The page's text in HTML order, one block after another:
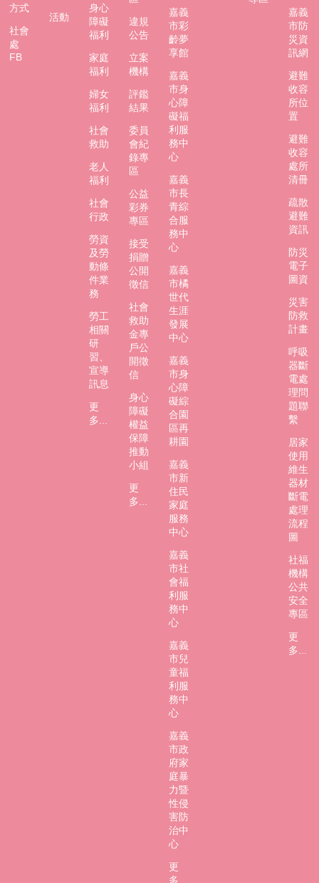
方式
社會
處
FB
活動
身心
障礙
福利
家庭
福利
婦女
福利
社會
救助
老人
福利
社會
行政
勞資
及勞
動條
件業
務
勞工
相關
研
習、
宣導
訊息
更
多...
違規
公告
立案
機構
評鑑
結果
委員
會紀
錄專
區
公益
彩券
專區
接受
捐贈
公開
徵信
社會
救助
金專
戶公
開徵
信
身心
障礙
權益
保障
推動
小組
更
多...
嘉義
市彩
齡夢
享館
嘉義
市身
心障
礙福
利服
務中
心
嘉義
市長
青綜
合服
務中
心
嘉義
市橘
世代
生涯
發展
中心
嘉義
市身
心障
礙綜
合園
區再
耕園
嘉義
市新
住民
家庭
服務
中心
嘉義
市社
會福
利服
務中
心
嘉義
市兒
童福
利服
務中
心
嘉義
市政
府家
庭暴
力暨
性侵
害防
治中
心
更
多...
嘉義
市防
災資
訊網
避難
收容
所位
置
避難
收容
處所
清冊
疏散
避難
資訊
防災
電子
圖資
災害
防救
計畫
呼吸
器斷
電處
理問
題聯
繫
居家
使用
維生
器材
斷電
處理
流程
圖
社福
機構
公共
安全
專區
更
多...